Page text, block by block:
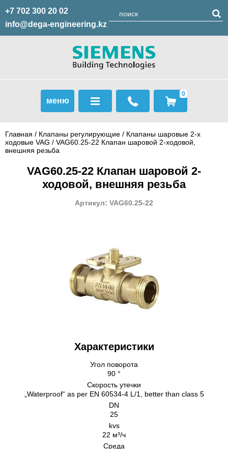
+7 702 300 20 02
info@dega-engineering.kz
меню
0
Главная / Клапаны регулирующие / Клапаны шаровые 2-х
ходовые VAG / VAG60.25-22 Клапан шаровой 2-ходовой,
внешняя резьба
VAG60.25-22 Клапан шаровой 2-
ходовой, внешняя резьба
Артикул: VAG60.25-22
Характеристики
Угол поворота
90 °
Скорость утечки
„Waterproof“ as per EN 60534-4 L/1, better than class 5
DN
25
kvs
22 м³/ч
Среда